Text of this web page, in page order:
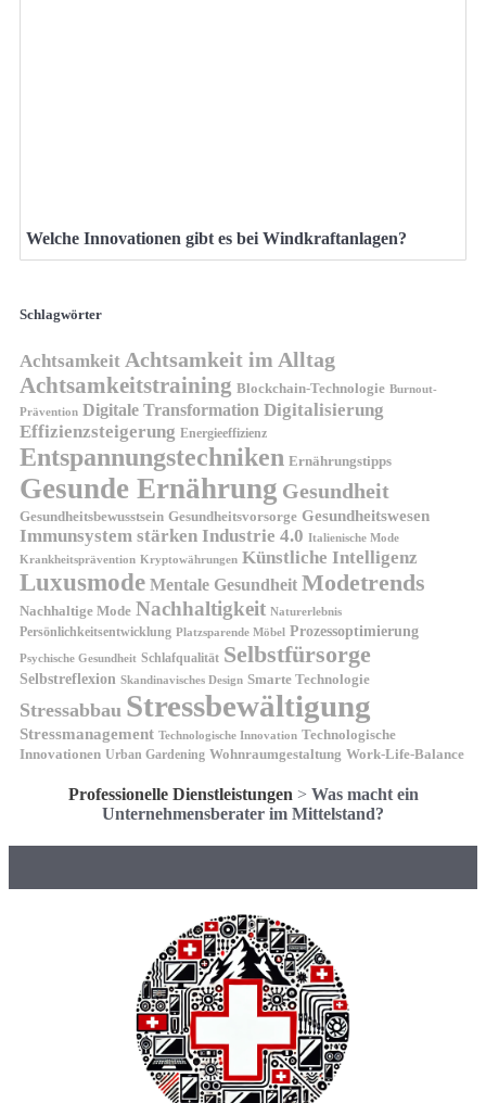
Welche Innovationen gibt es bei Windkraftanlagen?
Schlagwörter
Achtsamkeit Achtsamkeit im Alltag
Achtsamkeitstraining Blockchain-Technologie Burnout-
Prävention Digitale Transformation Digitalisierung
Effizienzsteigerung Energieeffizienz
Entspannungstechniken Ernährungstipps
Gesunde Ernährung Gesundheit
Gesundheitsbewusstsein Gesundheitsvorsorge Gesundheitswesen
Immunsystem stärken Industrie 4.0 Italienische Mode
Krankheitsprävention Kryptowährungen Künstliche Intelligenz
Luxusmode Mentale Gesundheit Modetrends
Nachhaltige Mode Nachhaltigkeit Naturerlebnis
Persönlichkeitsentwicklung Platzsparende Möbel Prozessoptimierung
Psychische Gesundheit Schlafqualität Selbstfürsorge
Selbstreflexion Skandinavisches Design Smarte Technologie
Stressabbau Stressbewältigung
Stressmanagement Technologische Innovation Technologische
Innovationen Urban Gardening Wohnraumgestaltung Work-Life-Balance
Professionelle Dienstleistungen > Was macht ein
Unternehmensberater im Mittelstand?